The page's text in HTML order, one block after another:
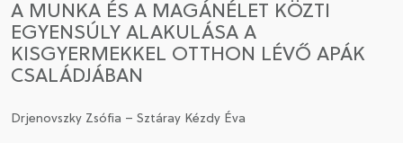
A MUNKA ÉS A MAGÁNÉLET KÖZTI
EGYENSÚLY ALAKULÁSA A
KISGYERMEKKEL OTTHON LÉVŐ APÁK
CSALÁDJÁBAN
Drjenovszky Zsófia – Sztáray Kézdy Éva